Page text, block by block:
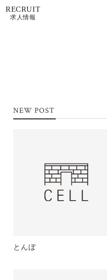
RECRUIT
求人情報
NEW POST
とんぼ